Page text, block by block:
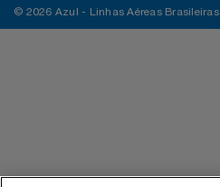
© 2026 Azul - Linhas Aéreas Brasileiras